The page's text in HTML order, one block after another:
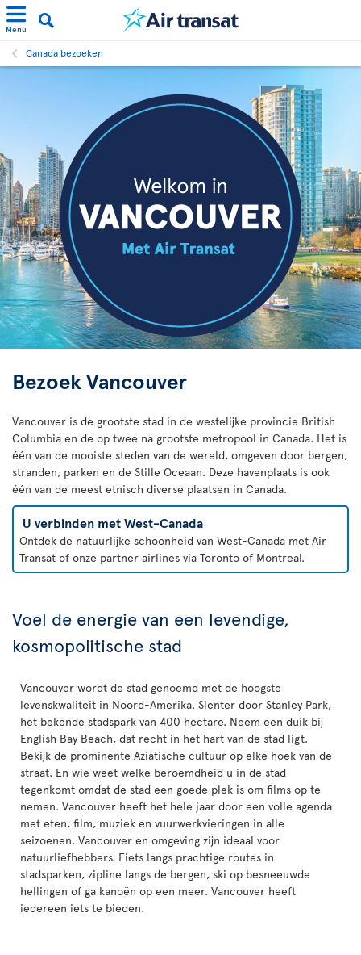
Menu
Canada bezoeken
Bezoek Vancouver
Vancouver is de grootste stad in de westelijke provincie British
Columbia en de op twee na grootste metropool in Canada. Het is
één van de mooiste steden van de wereld, omgeven door bergen,
stranden, parken en de Stille Oceaan. Deze havenplaats is ook
één van de meest etnisch diverse plaatsen in Canada.
U verbinden met West-Canada
Ontdek de natuurlijke schoonheid van West-Canada met Air
Transat of onze partner airlines via Toronto of Montreal.
Voel de energie van een levendige,
kosmopolitische stad
Vancouver wordt de stad genoemd met de hoogste
levenskwaliteit in Noord-Amerika. Slenter door Stanley Park,
het bekende stadspark van 400 hectare. Neem een duik bij
English Bay Beach, dat recht in het hart van de stad ligt.
Bekijk de prominente Aziatische cultuur op elke hoek van de
straat. En wie weet welke beroemdheid u in de stad
tegenkomt omdat de stad een goede plek is om films op te
nemen. Vancouver heeft het hele jaar door een volle agenda
met eten, film, muziek en vuurwerkvieringen in alle
seizoenen. Vancouver en omgeving zijn ideaal voor
natuurliefhebbers. Fiets langs prachtige routes in
stadsparken, zipline langs de bergen, ski op besneeuwde
hellingen of ga kanoën op een meer. Vancouver heeft
iedereen iets te bieden.